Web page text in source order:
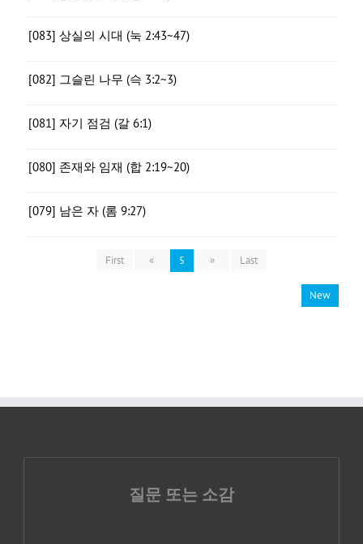
[083] 상실의 시대 (눅 2:43~47)
[082] 그슬린 나무 (슥 3:2~3)
[081] 자기 점검 (갈 6:1)
[080] 존재와 임재 (합 2:19~20)
[079] 남은 자 (롬 9:27)
First « 5 » Last
New
질문 또는 소감